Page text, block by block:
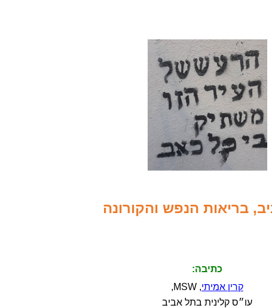
בריאות הנפש והקורונה
כתיבה:
קרין אמיתי, MSW,
עו״ס קלינית בתל אביב